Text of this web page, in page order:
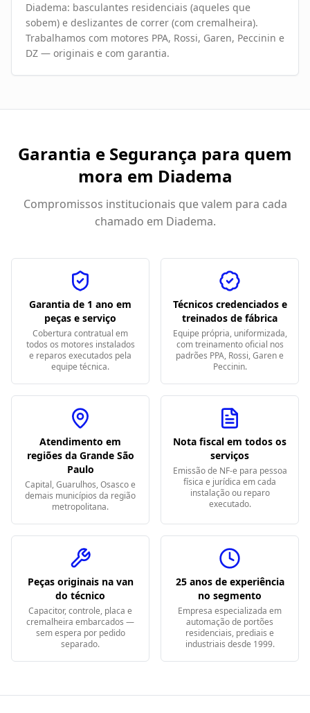
Diadema: basculantes residenciais (aqueles que
sobem) e deslizantes de correr (com cremalheira).
Trabalhamos com motores PPA, Rossi, Garen, Peccinin e
DZ — originais e com garantia.
Garantia e Segurança para quem
mora em Diadema
Compromissos institucionais que valem para cada
chamado em Diadema.
Garantia de 1 ano em
peças e serviço
Cobertura contratual em
todos os motores instalados
e reparos executados pela
equipe técnica.
Técnicos credenciados e
treinados de fábrica
Equipe própria, uniformizada,
com treinamento oficial nos
padrões PPA, Rossi, Garen e
Peccinin.
Atendimento em
regiões da Grande São
Paulo
Capital, Guarulhos, Osasco e
demais municípios da região
metropolitana.
Nota fiscal em todos os
serviços
Emissão de NF-e para pessoa
física e jurídica em cada
instalação ou reparo
executado.
Peças originais na van
do técnico
Capacitor, controle, placa e
cremalheira embarcados —
sem espera por pedido
separado.
25 anos de experiência
no segmento
Empresa especializada em
automação de portões
residenciais, prediais e
industriais desde 1999.